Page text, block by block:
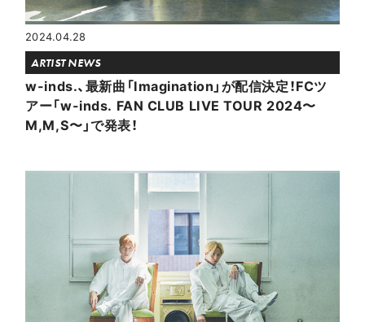
2024.04.28
ARTIST NEWS
w-inds.、最新曲「Imagination」が配信決定！FCツ
アー「w-inds. FAN CLUB LIVE TOUR 2024〜
M,M,S〜」で発表！